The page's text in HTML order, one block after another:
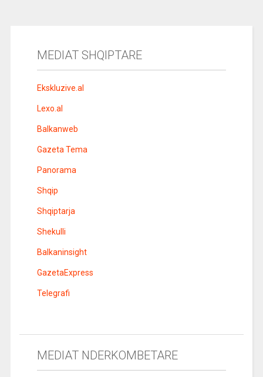
MEDIAT SHQIPTARE
Ekskluzive.al
Lexo.al
Balkanweb
Gazeta Tema
Panorama
Shqip
Shqiptarja
Shekulli
Balkaninsight
GazetaExpress
Telegrafi
MEDIAT NDERKOMBETARE